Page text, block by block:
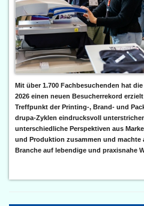
Mit über 1.700 Fachbesuchenden hat
2026 einen neuen Besucherrekord
Treffpunkt der Printing-, Brand- und
drupa-Zyklen eindrucksvoll
unterschiedliche Perspektiven aus
und Produktion zusammen und machte
Branche auf lebendige und praxisnahe